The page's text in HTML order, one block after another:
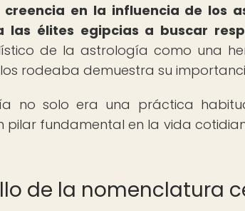
creencia en la influencia de los
las élites egipcias a buscar
de la astrología como una
rodeaba demuestra su
no solo era una práctica
pilar fundamental en la vida
de la nomenclatura